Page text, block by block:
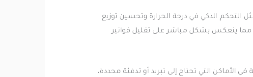
الذكي في درجة الحرارة وتحسين توزيع
مما ينعكس بشكل مباشر على تقليل فواتير
الأماكن التي تحتاج إلى تبريد أو تدفئة محددة،